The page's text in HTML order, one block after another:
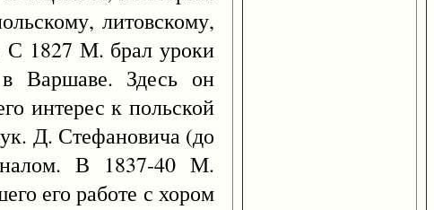
литовскому,
С 1827 М. брал уроки
Варшаве. Здесь он
интерес к польской
Д. Стефановича (до
В 1837-40 М.
его работе с хором